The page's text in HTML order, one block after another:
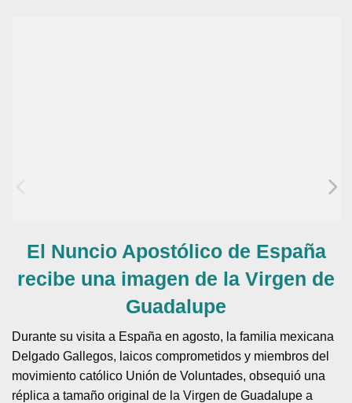
El Nuncio Apostólico de España
recibe una imagen de la Virgen de
Guadalupe
Durante su visita a España en agosto, la familia mexicana
Delgado Gallegos, laicos comprometidos y miembros del
movimiento católico Unión de Voluntades, obsequió una
réplica a tamaño original de la Virgen de Guadalupe a